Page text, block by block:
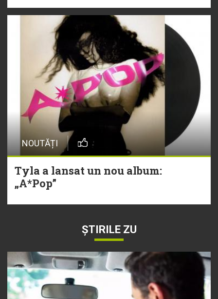
NOUTĂȚI
Tyla a lansat un nou album:
„A*Pop”
ȘTIRILE ZU